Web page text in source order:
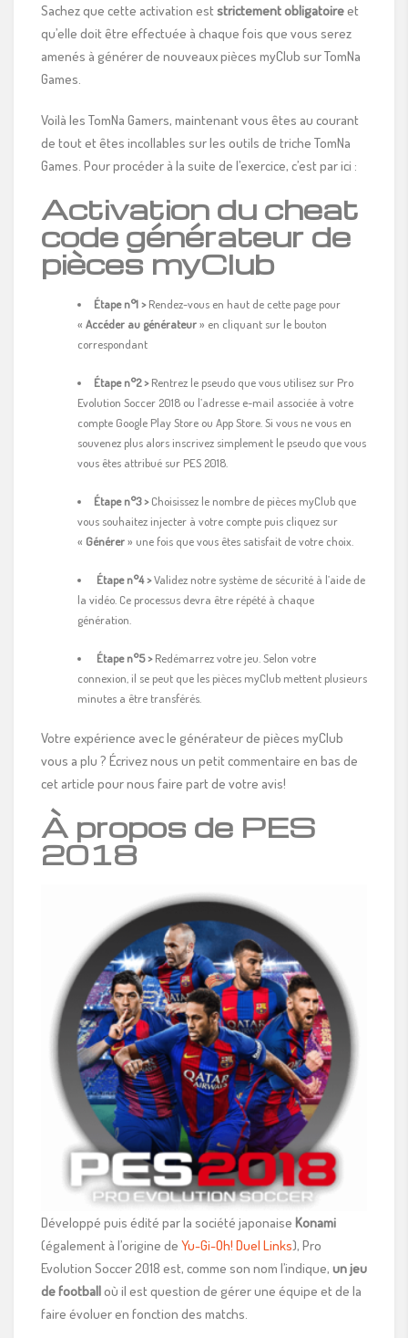
Sachez que cette activation eststrictement obligatoireet
qu’elle doit être effectuée à chaque fois que vous serez
amenés à générer de nouveaux pièces myClub sur TomNa
Games.
Voilà les TomNa Gamers, maintenant vous êtes au courant
de tout et êtes incollables sur les outils de triche TomNa
Games. Pour procéder à la suite de l’exercice, c’est par ici :
Activation du cheat
code générateur de
pièces myClub
Étape n°1 >Rendez-vous en haut de cette page pour
« Accéder au générateur» en cliquant sur le bouton
correspondant
Étape n°2 >Rentrez le pseudo que vous utilisez sur Pro
Evolution Soccer 2018 ou l’adresse e-mail associée à votre
compte Google Play Store ou App Store. Si vous ne vous en
souvenez plus alors inscrivez simplement le pseudo que vous
vous êtes attribué sur PES 2018.
Étape n°3 >Choisissez le nombre de pièces myClub que
vous souhaitez injecter à votre compte puis cliquez sur
« Générer» une fois que vous êtes satisfait de votre choix.
Étape n°4 >Validez notre système de sécurité à l’aide de
la vidéo. Ce processus devra être répété à chaque
génération.
Étape n°5 >Redémarrez votre jeu. Selon votre
connexion, il se peut que les pièces myClub mettent plusieurs
minutes a être transférés.
Votre expérience avec le générateur de pièces myClub
vous a plu ? Écrivez nous un petit commentaire en bas de
cet article pour nous faire part de votre avis!
À propos de PES
2018
Développé puis édité par la société japonaise Konami
(également à l’origine de Yu-Gi-Oh! Duel Links), Pro
Evolution Soccer 2018 est, comme son nom l’indique, un jeu
de footballoù il est question de gérer une équipe et de la
faire évoluer en fonction des matchs.